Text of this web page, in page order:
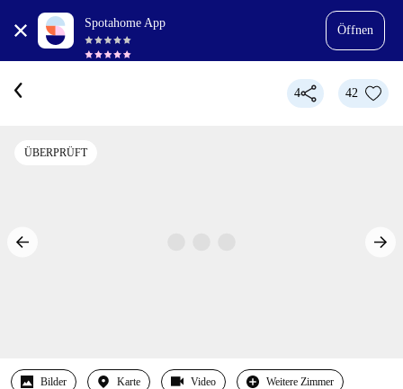
Spotahome App
Öffnen
4 42
ÜBERPRÜFT
Bilder Karte Video Weitere Zimmer